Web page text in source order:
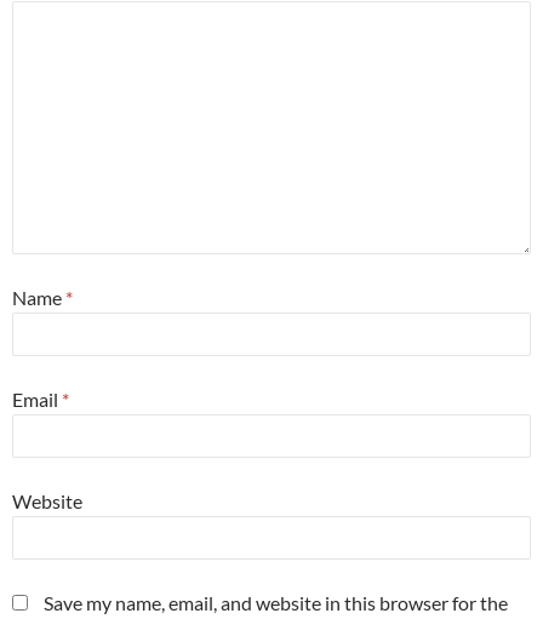
Name *
Email *
Website
Save my name, email, and website in this browser for the